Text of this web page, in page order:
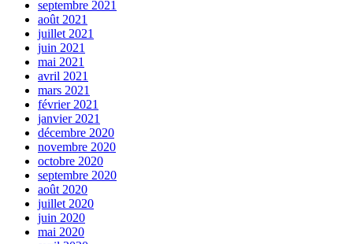
septembre 2021
août 2021
juillet 2021
juin 2021
mai 2021
avril 2021
mars 2021
février 2021
janvier 2021
décembre 2020
novembre 2020
octobre 2020
septembre 2020
août 2020
juillet 2020
juin 2020
mai 2020